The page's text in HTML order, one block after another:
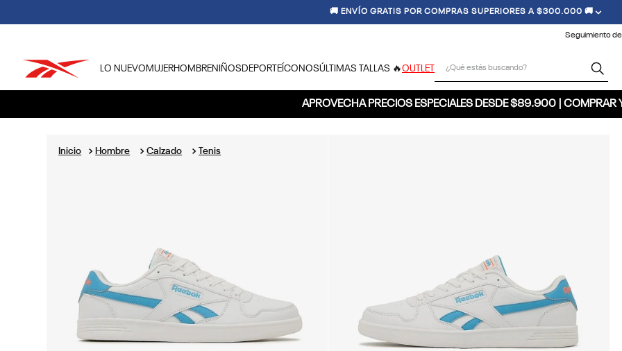
🚚 ENVÍO GRATIS POR COMPRAS SUPERIORES A $300.000 🚚
Seguimiento
LO NUEVO MUJERHOMBRENIÑOSDEPORTE ÍCONOSÚLTIMAS TALLAS 🔥OUTLET
APROVECHA PRECIOS ESPECIALES DESDE $89.900 | COMPRAR
Hombre Calzado Tenis
1.
tenis hombre
7.
américa cali
camisetas
9
club c